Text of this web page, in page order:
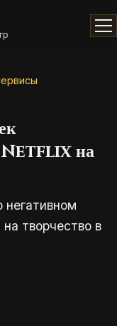
Netflix на
негативном
творчество в